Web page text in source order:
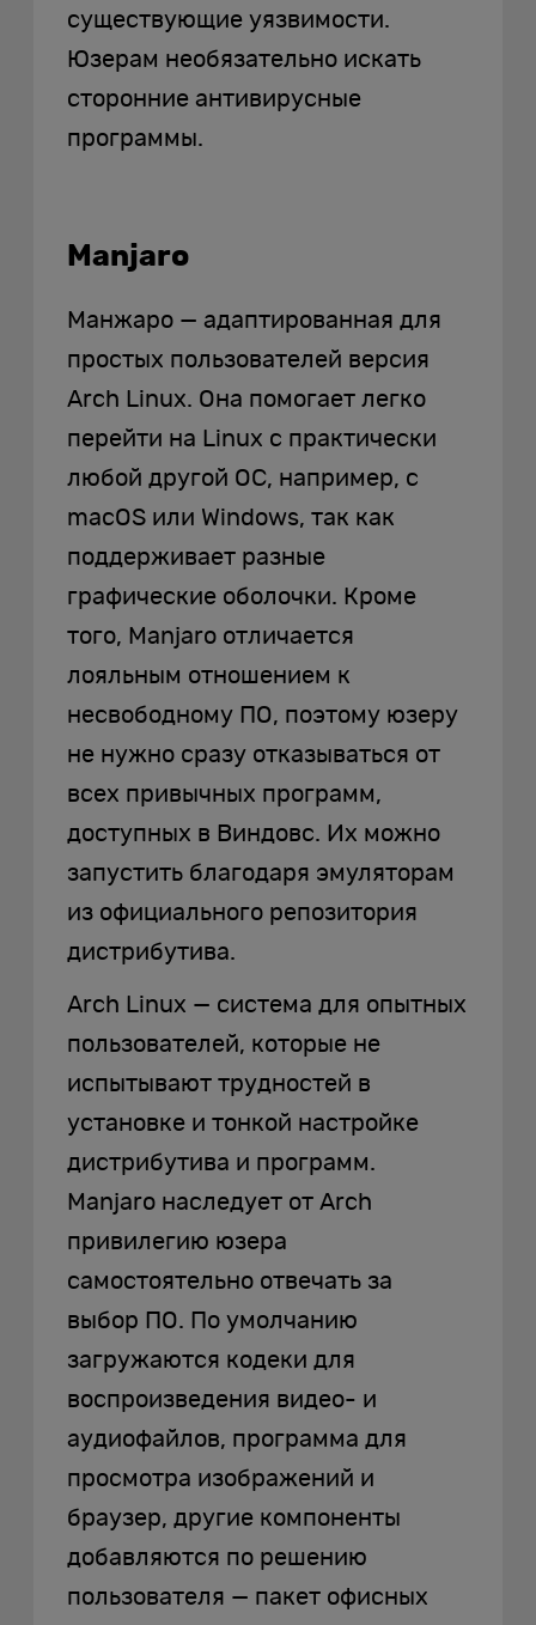
существующие уязвимости.
Юзерам необязательно искать
сторонние антивирусные
программы.
Manjaro
Манжаро — адаптированная для
простых пользователей версия
Arch Linux. Она помогает легко
перейти на Linux с практически
любой другой ОС, например, с
macOS или Windows, так как
поддерживает разные
графические оболочки. Кроме
того, Manjaro отличается
лояльным отношением к
несвободному ПО, поэтому юзеру
не нужно сразу отказываться от
всех привычных программ,
доступных в Виндовс. Их можно
запустить благодаря эмуляторам
из официального репозитория
дистрибутива.
Arch Linux — система для опытных
пользователей, которые не
испытывают трудностей в
установке и тонкой настройке
дистрибутива и программ.
Manjaro наследует от Arch
привилегию юзера
самостоятельно отвечать за
выбор ПО. По умолчанию
загружаются кодеки для
воспроизведения видео- и
аудиофайлов, программа для
просмотра изображений и
браузер, другие компоненты
добавляются по решению
пользователя — пакет офисных